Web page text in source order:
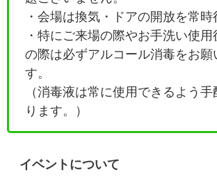
・会場は換気・ドアの開放を常時
・特にご来場の際やお手洗い使用
の際は必ずアルコール消毒をお願
す。
（消毒液は常に使用できるよう
ります。）
イベントについて